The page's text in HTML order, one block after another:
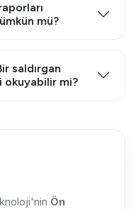
mü?
saldırgan
okuyabilir mi?
Ön